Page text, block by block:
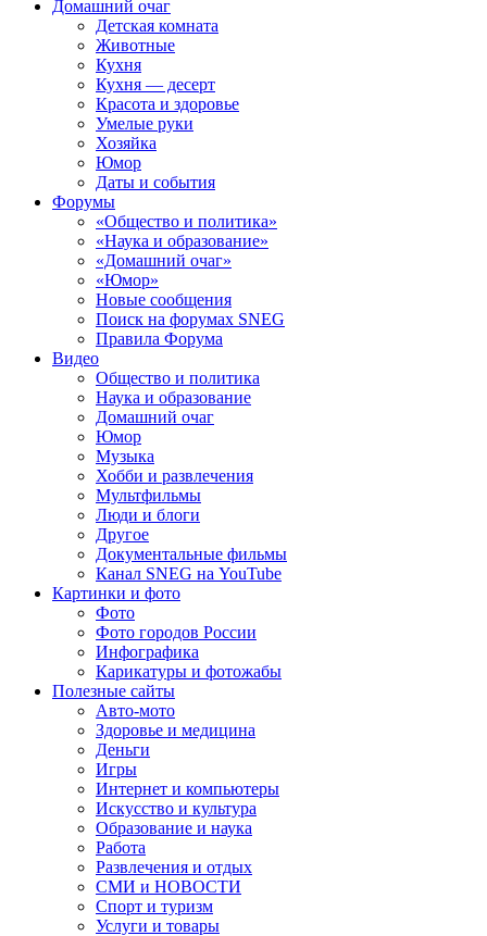
Домашний очаг
Детская комната
Животные
Кухня
Кухня — десерт
Красота и здоровье
Умелые руки
Хозяйка
Юмор
Даты и события
Форумы
«Общество и политика»
«Наука и образование»
«Домашний очаг»
«Юмор»
Новые сообщения
Поиск на форумах SNEG
Правила Форума
Видео
Общество и политика
Наука и образование
Домашний очаг
Юмор
Музыка
Хобби и развлечения
Мультфильмы
Люди и блоги
Другое
Документальные фильмы
Канал SNEG на YouTube
Картинки и фото
Фото
Фото городов России
Инфографика
Карикатуры и фотожабы
Полезные сайты
Авто-мото
Здоровье и медицина
Деньги
Игры
Интернет и компьютеры
Искусство и культура
Образование и наука
Работа
Развлечения и отдых
СМИ и НОВОСТИ
Спорт и туризм
Услуги и товары